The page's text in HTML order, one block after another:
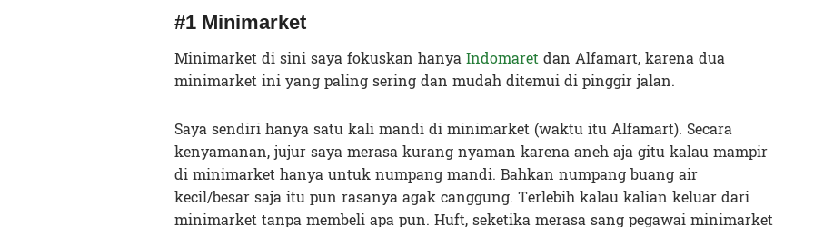
#1 Minimarket
Minimarket di sini saya fokuskan hanyaIndomaretdan Alfamart, karena dua
minimarket ini yang paling sering dan mudah ditemui di pinggir jalan.
Saya sendiri hanya satu kali mandi di minimarket (waktu itu Alfamart). Secara
kenyamanan, jujur saya merasa kurang nyaman karena aneh aja gitu kalau mampir
di minimarket hanya untuk numpang mandi. Bahkan numpang buang air
kecil/besar saja itu pun rasanya agak canggung. Terlebih kalau kalian keluar dari
minimarket tanpa membeli apa pun. Huft, seketika merasa sang pegawai minimarket